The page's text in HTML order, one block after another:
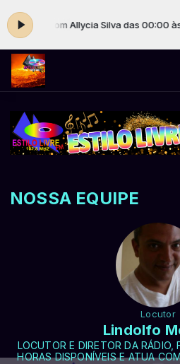
LIVRE com Allycia Silva das 00:00 às
NOSSA EQUIPE
Locutor
Lindolfo
LOCUTOR E DIRETOR DA RÁDIO,
HORAS DISPONÍVEIS E ATUA